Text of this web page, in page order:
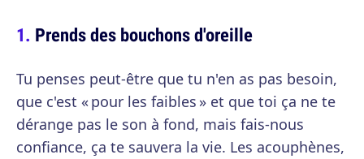
Prends des bouchons d'oreille
Tu penses peut-être que tu n'en as pas besoin,
que c'est « pour les faibles » et que toi ça ne te
dérange pas le son à fond, mais fais-nous
confiance, ça te sauvera la vie. Les acouphènes,